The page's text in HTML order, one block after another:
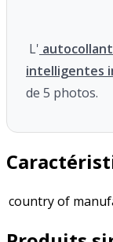
L'
intelligentes
de 5 photos.
country of